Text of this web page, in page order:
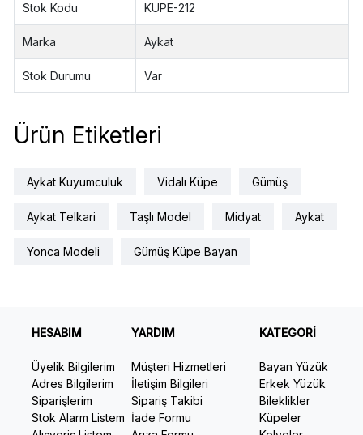
Stok Kodu KUPE-212
Marka Aykat
Stok Durumu Var
Ürün Etiketleri
Aykat Kuyumculuk Vidalı Küpe Gümüş
Aykat Telkari Taşlı Model Midyat Aykat
Yonca Modeli Gümüş Küpe Bayan
HESABIM
Üyelik Bilgilerim
Adres Bilgilerim
Siparişlerim
Stok Alarm Listem
YARDIM
Müşteri Hizmetleri
İletişim Bilgileri
Sipariş Takibi
İade Formu
KATEGORİ
Bayan Yüzük
Erkek Yüzük
Bileklikler
Küpeler